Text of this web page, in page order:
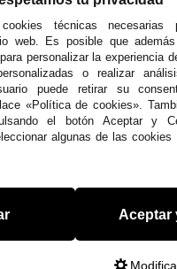
Córdoba
C/ Ingeniero
Alzira - Valencia
C/ Esplugues, 135
técnicas necesarias
web. Es posible que
personalizar la experiencia
o realizar
puede retirar su
«Política de cookies».
el botón Aceptar y
algunas de las cookies
Aceptar